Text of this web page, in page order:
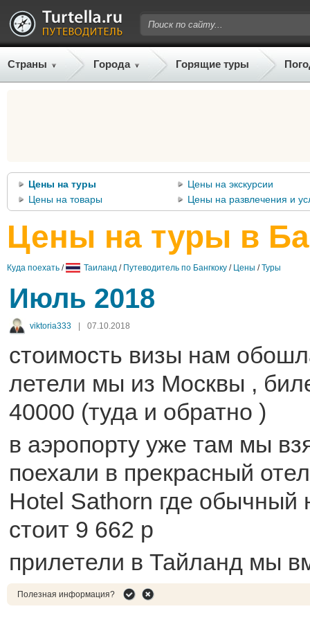
Страны Города Горящие туры
Цены на туры
Цены на экскурсии
Цены на товары
Цены на развлечения и
Цены на туры в
Куда поехать / Таиланд / Путеводитель по Бангкоку / Цены /Туры
Июль 2018
viktoria333 | 07.10.2018
стоимость визы нам
летели мы из Москвы ,
40000 (туда и обратно )
в аэропорту уже там мы
поехали в прекрасный
Hotel Sathorn где обычный
стоит 9 662 р
прилетели в Тайланд мы
Полезная информация?